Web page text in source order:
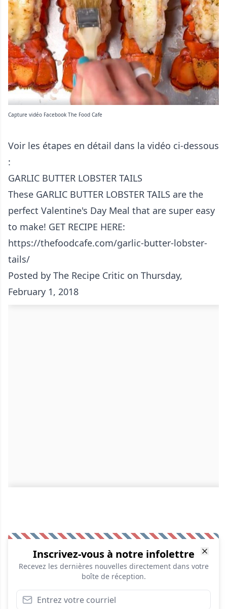
Capture vidéo Facebook The Food Cafe
Voir les étapes en détail dans la vidéo ci-dessous
:
GARLIC BUTTER LOBSTER TAILS
These GARLIC BUTTER LOBSTER TAILS are the
perfect Valentine's Day Meal that are super easy
to make! GET RECIPE HERE:
https://thefoodcafe.com/garlic-butter-lobster-
tails/
Posted by The Recipe Critic on Thursday,
February 1, 2018
Inscrivez-vous à notre infolettre
Recevez les dernières nouvelles directement dans votre
boîte de réception.